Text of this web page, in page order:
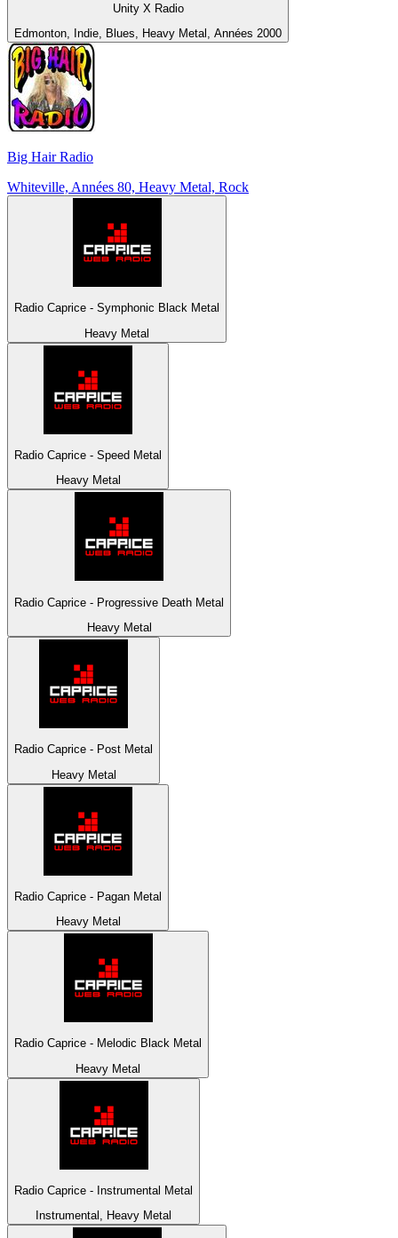
Unity X Radio
Edmonton, Indie, Blues, Heavy Metal, Années 2000
Big Hair Radio
Whiteville, Années 80, Heavy Metal, Rock
Radio Caprice - Symphonic Black Metal
Heavy Metal
Radio Caprice - Speed Metal
Heavy Metal
Radio Caprice - Progressive Death Metal
Heavy Metal
Radio Caprice - Post Metal
Heavy Metal
Radio Caprice - Pagan Metal
Heavy Metal
Radio Caprice - Melodic Black Metal
Heavy Metal
Radio Caprice - Instrumental Metal
Instrumental, Heavy Metal